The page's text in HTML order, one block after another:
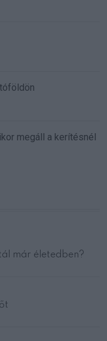
megáll a kerítésnél
már életedben?